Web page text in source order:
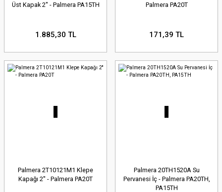
Üst Kapak 2'' - Palmera PA15TH
1.885,30 TL
Palmera PA20T
171,39 TL
Palmera 2T10121M1 Klepe
Kapağı 2'' - Palmera PA20T
Palmera 20TH1520A Su
Pervanesi İç - Palmera PA20TH,
PA15TH